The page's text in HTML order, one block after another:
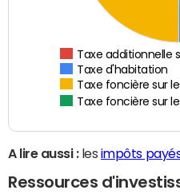
Taxe additionnelle
Taxe d'habitation
Taxe foncière sur
Taxe foncière sur
A lire aussi :les impôts payés
Ressources